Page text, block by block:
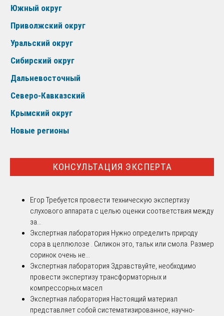
Южный округ
Приволжский округ
Уральский округ
Сибирский округ
Дальневосточный
Северо-Кавказский
Крымский округ
Новые регионы
КОНСУЛЬТАЦИЯ ЭКСПЕРТА
Егор Требуется провести техническую экспертизу
слухового аппарата с целью оценки соответствия между
за...
Экспертная лаборатория Нужно определить природу
сора в целлюлозе . Силикон это, тальк или смола. Размер
соринок очень не...
Экспертная лаборатория Здравствуйте, необходимо
провести экспертизу трансформаторных и
компрессорных масел
Экспертная лаборатория Настоящий материал
представляет собой систематизированное, научно-